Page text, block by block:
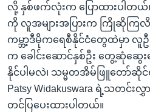
လို့ နှစ်ဖက်လုံးက ပြောထားပါတယ်
ကို လူအများအပြားက ကြိုဆိုကြ
ကမ္ဘာ့ဒီမိုကရေစီနိုင်ငံတွေထဲမှာ လူဦ
က ခေါင်းဆောင်နှစ်ဦး တွေ့ဆုံဆွေ
နိုင်ပါမလဲ၊ သမ္မတအိမ်ဖြူတော်
Patsy Widakuswara ရဲ့သတင်
တင်ပြပေးထားပါတယ်။